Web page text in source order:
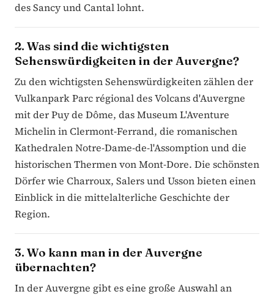
des Sancy und Cantal lohnt.
2. Was sind die wichtigsten
Sehenswürdigkeiten in der Auvergne?
Zu den wichtigsten Sehenswürdigkeiten zählen der
Vulkanpark Parc régional des Volcans d'Auvergne
mit der Puy de Dôme, das Museum L'Aventure
Michelin in Clermont-Ferrand, die romanischen
Kathedralen Notre-Dame-de-l'Assomption und die
historischen Thermen von Mont-Dore. Die schönsten
Dörfer wie Charroux, Salers und Usson bieten einen
Einblick in die mittelalterliche Geschichte der
Region.
3. Wo kann man in der Auvergne
übernachten?
In der Auvergne gibt es eine große Auswahl an